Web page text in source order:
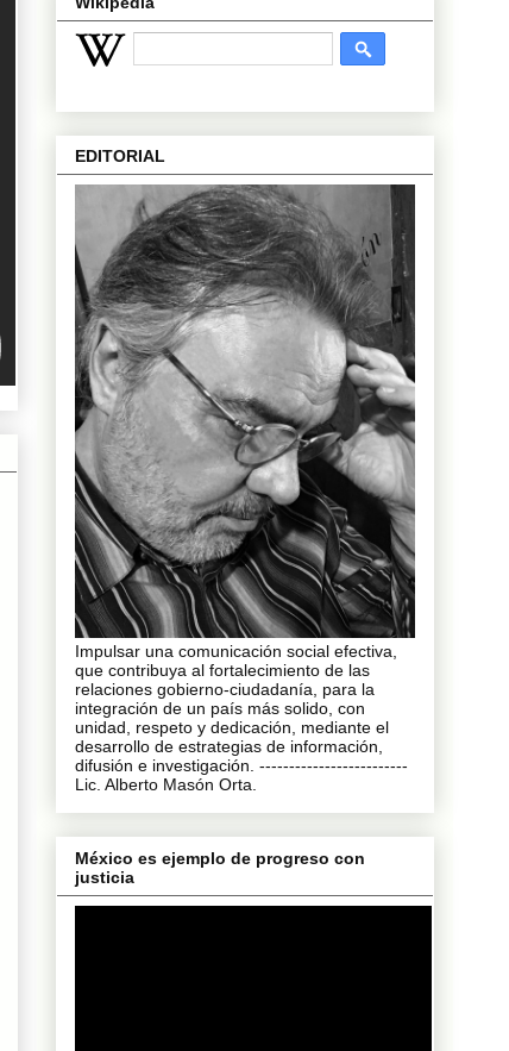
EDITORIAL
Impulsar una comunicación social efectiva,
que contribuya al fortalecimiento de las
relaciones gobierno-ciudadanía, para la
integración de un país más solido, con
unidad, respeto y dedicación, mediante el
desarrollo de estrategias de información,
difusión e investigación. -------------------------
Lic. Alberto Masón Orta.
México es ejemplo de progreso con
justicia